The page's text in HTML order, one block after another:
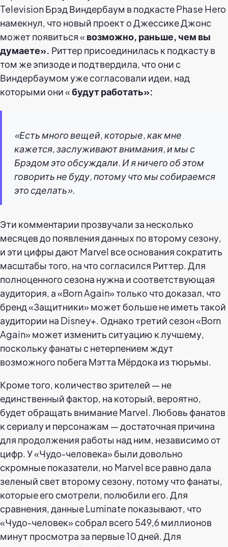
Television Брэд Виндербаум в подкасте Phase Hero
намекнул, что новый проект о Джессике Джонс
может появиться « возможно, раньше, чем вы
думаете». Риттер присоединилась к подкасту в
том же эпизоде и подтвердила, что они с
Виндербаумом уже согласовали идеи, над
которыми они «будут работать»:
«Есть много вещей, которые, как мне
кажется, заслуживают внимания, и мы с
Брэдом это обсуждали. И я ничего об этом
говорить не буду, потому что мы собираемся
это сделать».
Эти комментарии прозвучали за несколько
месяцев до появления данных по второму сезону,
и эти цифры дают Marvel все основания сократить
масштабы того, на что согласился Риттер. Для
полноценного сезона нужна и соответствующая
аудитория, а «Born Again» только что доказал, что
бренд «Защитники» может больше не иметь такой
аудитории на Disney+. Однако третий сезон «Born
Again» может изменить ситуацию к лучшему,
поскольку фанаты с нетерпением ждут
возможного побега Мэтта Мёрдока из тюрьмы.
Кроме того, количество зрителей — не
единственный фактор, на который, вероятно,
будет обращать внимание Marvel. Любовь фанатов
к сериалу и персонажам — достаточная причина
для продолжения работы над ним, независимо от
цифр. У «Чудо-человека» были довольно
скромные показатели, но Marvel все равно дала
зеленый свет второму сезону, потому что фанаты,
которые его смотрели, полюбили его. Для
сравнения, данные Luminate показывают, что
«Чудо-человек» собрал всего 549,6 миллионов
минут просмотра за первые 10 дней. Для